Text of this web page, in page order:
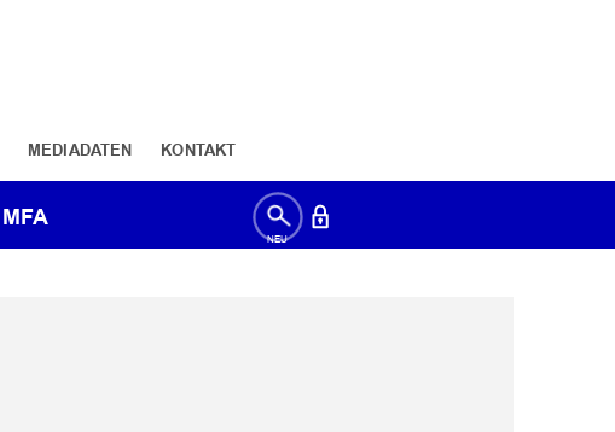
MEDIADATEN KONTAKT
MFA